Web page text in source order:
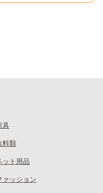
kasaoka_zsy_419_100---
具
料類
ット用品
ァッション